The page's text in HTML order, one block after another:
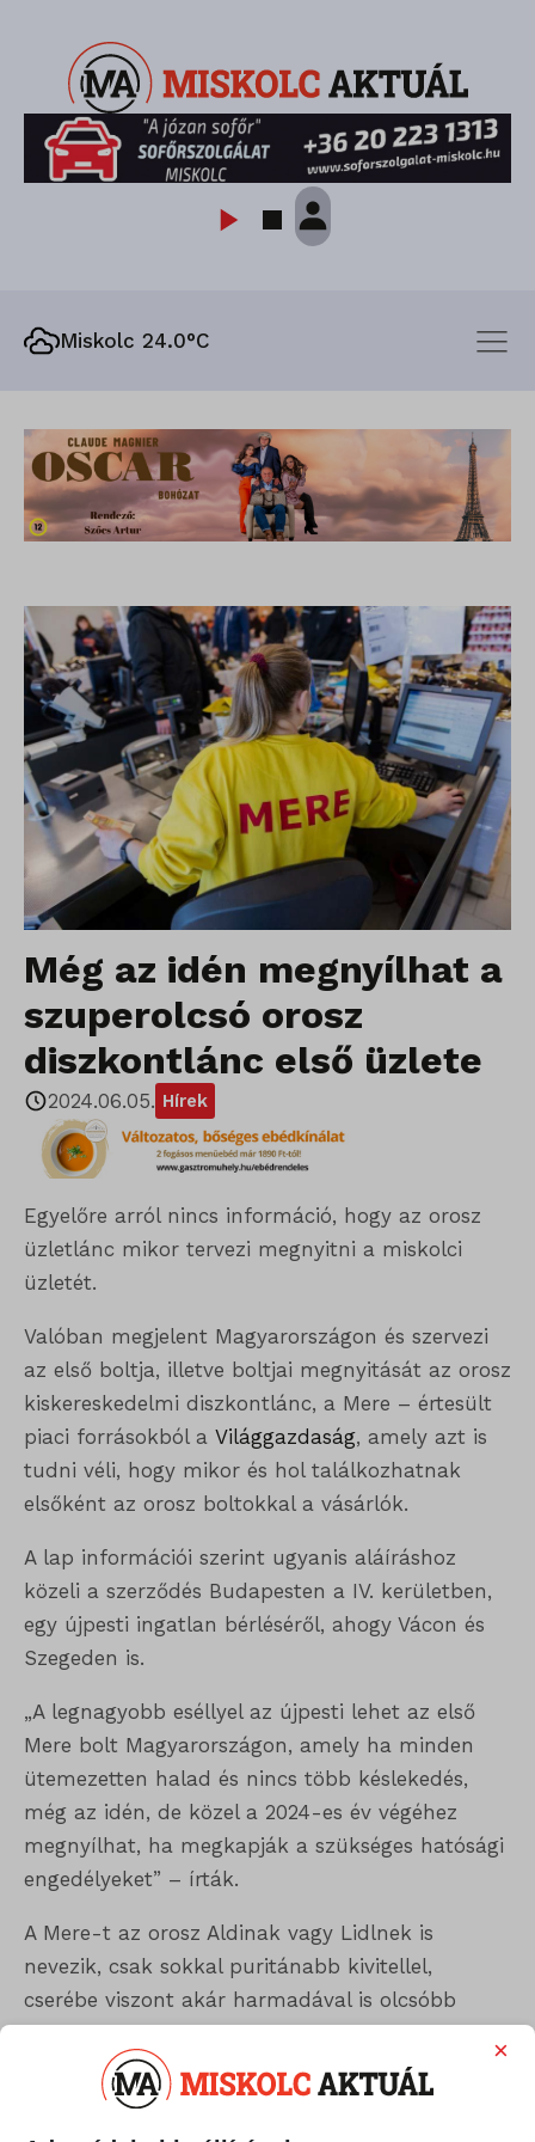
Miskolc 24.0°C
Még az idén megnyílhat a
szuperolcsó orosz
diszkontlánc első üzlete
2024.06.05. Hírek
Egyelőre arról nincs információ, hogy az orosz
üzletlánc mikor tervezi megnyitni a miskolci
üzletét.
Valóban megjelent Magyarországon és szervezi
az első boltja, illetve boltjai megnyitását az orosz
kiskereskedelmi diszkontlánc, a Mere – értesült
piaci forrásokból a Világgazdaság, amely azt is
tudni véli, hogy mikor és hol találkozhatnak
elsőként az orosz boltokkal a vásárlók.
A lap információi szerint ugyanis aláíráshoz
közeli a szerződés Budapesten a IV. kerületben,
egy újpesti ingatlan bérléséről, ahogy Vácon és
Szegeden is.
„A legnagyobb eséllyel az újpesti lehet az első
Mere bolt Magyarországon, amely ha minden
ütemezetten halad és nincs több késlekedés,
még az idén, de közel a 2024-es év végéhez
megnyílhat, ha megkapják a szükséges hatósági
engedélyeket” – írták.
A Mere-t az orosz Aldinak vagy Lidlnek is
nevezik, csak sokkal puritánabb kivitellel,
cserébe viszont akár harmadával is olcsóbb
termékes kínálattal fog bírni, ennek 80
százalékát pedig a már jól megszokott magyar
beszállítók adják.
×